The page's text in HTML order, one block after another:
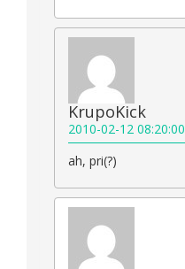
KrupoKick
2010-02-12 08:20:00
ah, pri(?)